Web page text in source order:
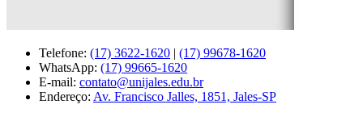
Telefone: (17) 3622-1620 | (17) 99678-1620
WhatsApp: (17) 99665-1620
E-mail: contato@unijales.edu.br
Endereço: Av. Francisco Jalles, 1851, Jales-SP